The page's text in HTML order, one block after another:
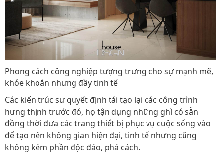
Phong cách công nghiệp tượng trưng cho sự mạnh mẽ,
khỏe khoắn nhưng đầy tinh tế
Các kiến trúc sư quyết định tái tạo lại các công trình
hưng thịnh trước đó, họ tận dụng những ghì có sẵn
đồng thời đưa các trang thiết bị phục vụ cuộc sống vào
để tạo nên không gian hiện đại, tinh tế nhưng cũng
không kém phần độc đáo, phá cách.